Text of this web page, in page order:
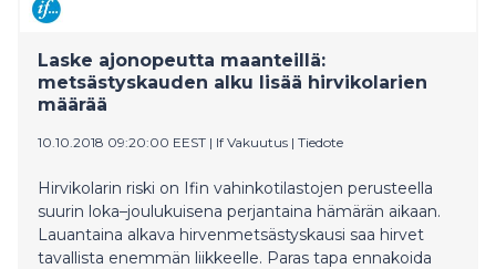
Laske ajonopeutta maanteillä:
metsästyskauden alku lisää hirvikolarien
määrää
10.10.2018 09:20:00 EEST | If Vakuutus | Tiedote
Hirvikolarin riski on Ifin vahinkotilastojen perusteella
suurin loka–joulukuisena perjantaina hämärän aikaan.
Lauantaina alkava hirvenmetsästyskausi saa hirvet
tavallista enemmän liikkeelle. Paras tapa ennakoida